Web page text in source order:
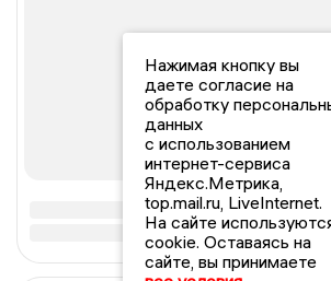
Нажимая кнопку вы
даете согласие на
обработку
данных
с использованием
интернет-сервиса
Яндекс.Метрика,
top.mail.ru, LiveInternet.
На сайте
cookie. Оставаясь на
сайте, вы принимаете